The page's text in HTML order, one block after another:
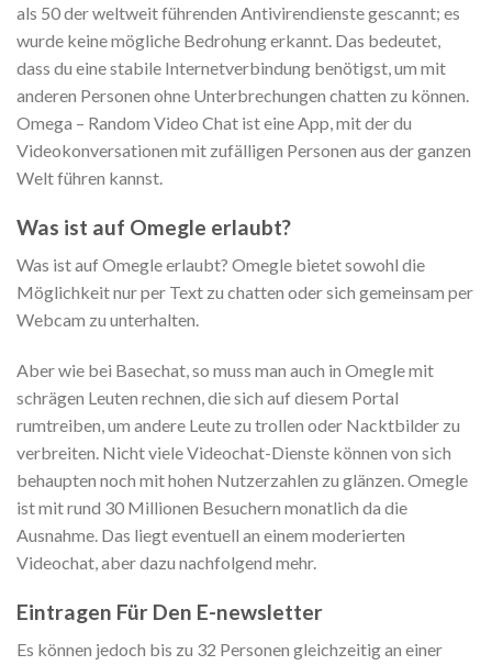
als 50 der weltweit führenden Antivirendienste gescannt; es
wurde keine mögliche Bedrohung erkannt. Das bedeutet,
dass du eine stabile Internetverbindung benötigst, um mit
anderen Personen ohne Unterbrechungen chatten zu können.
Omega – Random Video Chat ist eine App, mit der du
Videokonversationen mit zufälligen Personen aus der ganzen
Welt führen kannst.
Was ist auf Omegle erlaubt?
Was ist auf Omegle erlaubt? Omegle bietet sowohl die
Möglichkeit nur per Text zu chatten oder sich gemeinsam per
Webcam zu unterhalten.
Aber wie bei Basechat, so muss man auch in Omegle mit
schrägen Leuten rechnen, die sich auf diesem Portal
rumtreiben, um andere Leute zu trollen oder Nacktbilder zu
verbreiten. Nicht viele Videochat-Dienste können von sich
behaupten noch mit hohen Nutzerzahlen zu glänzen. Omegle
ist mit rund 30 Millionen Besuchern monatlich da die
Ausnahme. Das liegt eventuell an einem moderierten
Videochat, aber dazu nachfolgend mehr.
Eintragen Für Den E-newsletter
Es können jedoch bis zu 32 Personen gleichzeitig an einer